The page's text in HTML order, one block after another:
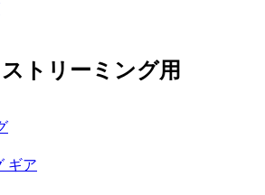
トリーミング用
ギア